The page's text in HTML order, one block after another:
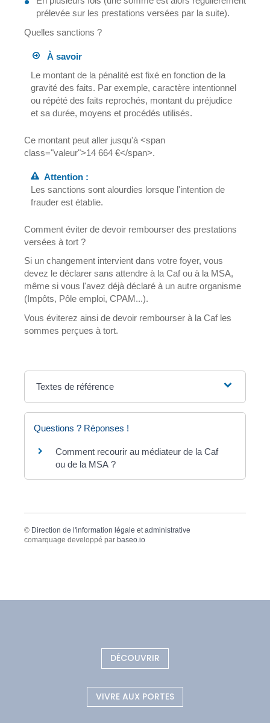
prélevée sur les prestations versées par la suite).
Quelles sanctions ?
À savoir
Le montant de la pénalité est fixé en fonction de la
gravité des faits. Par exemple, caractère intentionnel
ou répété des faits reprochés, montant du préjudice
et sa durée, moyens et procédés utilisés.
Ce montant peut aller jusqu'à <span
class="valeur">14 664 €</span>.
Attention :
Les sanctions sont alourdies lorsque l'intention de
frauder est établie.
Comment éviter de devoir rembourser des prestations
versées à tort ?
Si un changement intervient dans votre foyer, vous
devez le déclarer sans attendre à la Caf ou à la MSA,
même si vous l'avez déjà déclaré à un autre organisme
(Impôts, Pôle emploi, CPAM...).
Vous éviterez ainsi de devoir rembourser à la Caf les
sommes perçues à tort.
Textes de référence
Questions ? Réponses !
Comment recourir au médiateur de la Caf
ou de la MSA ?
© Direction de l'information légale et administrative
comarquage developpé par baseo.io
DÉCOUVRIR
VIVRE AUX PORTES